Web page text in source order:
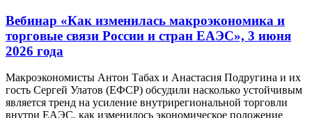
Вебинар «Как изменилась макроэкономика и
торговые связи России и стран ЕАЭС», 3 июня
2026 года
Макроэкономисты Антон Табах и Анастасия Подругина и их
гость Сергей Улатов (ЕФСР) обсудили насколько устойчивым
является тренд на усиление внутрирегиональной торговли
внутри ЕАЭС, как изменилось экономическое положение